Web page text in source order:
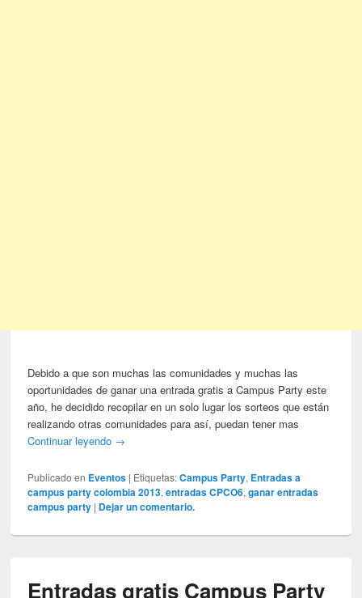
Debido a que son muchas las comunidades y muchas las
oportunidades de ganar una entrada gratis a Campus Party este
año, he decidido recopilar en un solo lugar los sorteos que están
realizando otras comunidades para así, puedan tener mas
Continuar leyendo →
Publicado en Eventos | Etiquetas: Campus Party, Entradas a
campus party colombia 2013,entradas CPCO6,ganar entradas
campus party | Dejar un comentario.
Entradas gratis Campus Party